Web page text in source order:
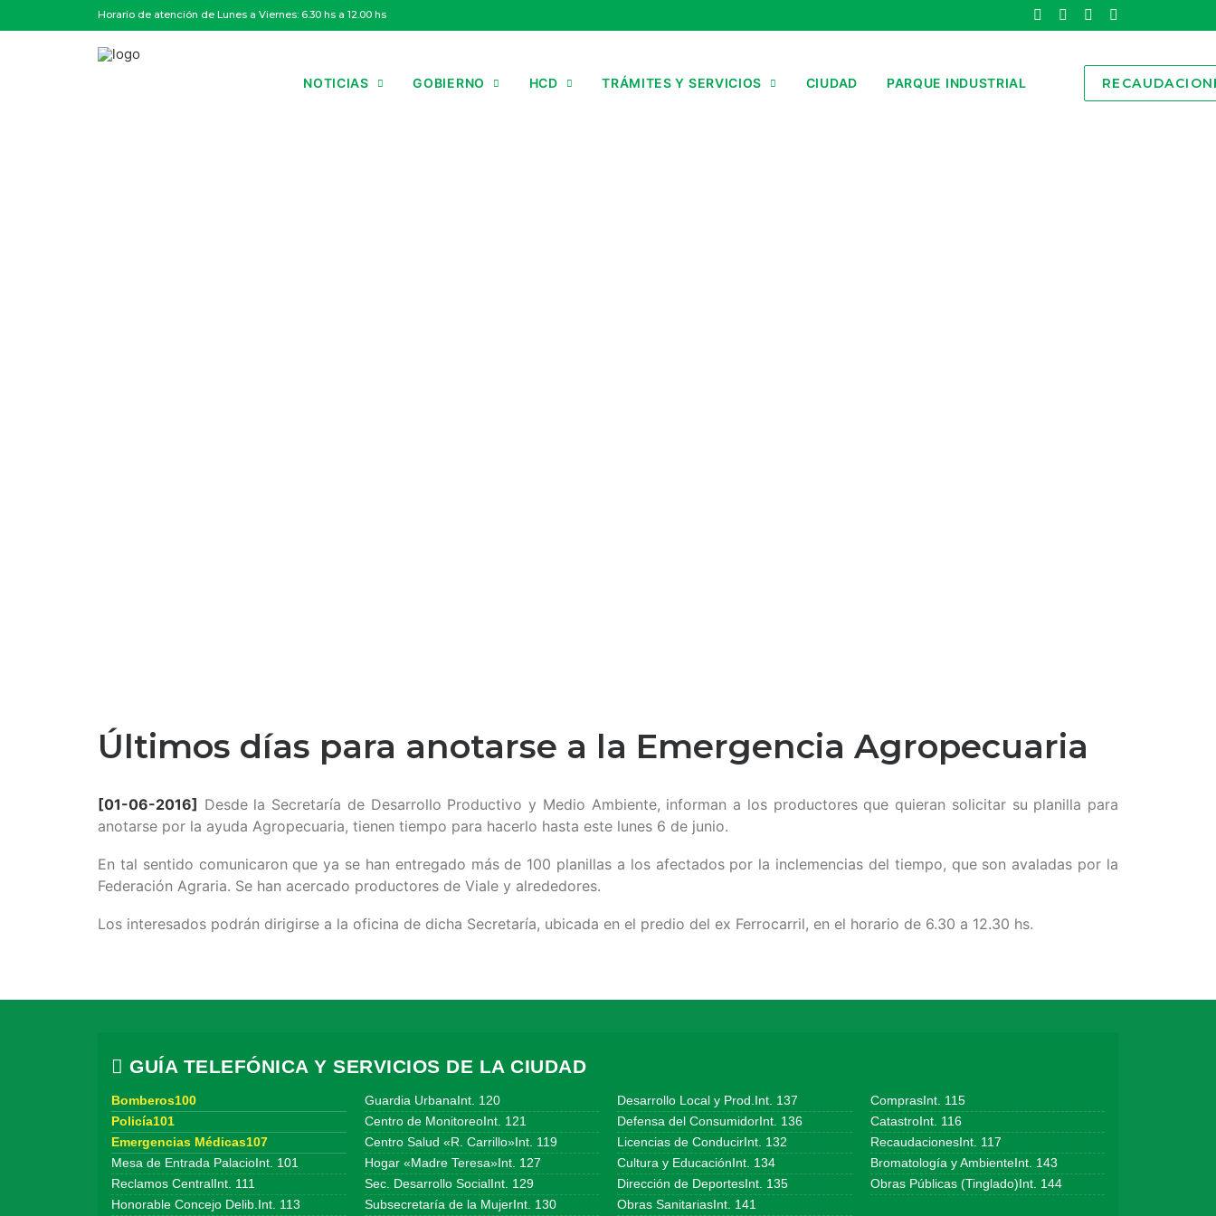
Horario de atención de Lunes a Viernes: 6.30 hs a 12.00 hs
NOTICIAS GOBIERNO HCD TRÁMITES Y SERVICIOS CIUDAD PARQUE INDUSTRIAL
Últimos días para anotarse a la ‪Emergencia Agropecuaria
[01-06-2016] Desde la Secretaría de Desarrollo Productivo y Medio Ambiente, informan a los productores que quieran solicitar su planilla para
anotarse por la ayuda Agropecuaria, tienen tiempo para hacerlo hasta este lunes 6 de junio.
En tal sentido comunicaron que ya se han entregado más de 100 planillas a los afectados por la inclemencias del tiempo, que son avaladas por la
Federación Agraria. Se han acercado productores de Viale y alrededores.
Los interesados podrán dirigirse a la oficina de dicha Secretaría, ubicada en el predio del ex Ferrocarril, en el horario de 6.30 a 12.30 hs.
GUÍA TELEFÓNICA Y SERVICIOS DE LA CIUDAD
Bomberos100
Policía101
Emergencias Médicas107
Mesa de Entrada PalacioInt. 101
Reclamos CentralInt. 111
Honorable Concejo Delib.Int. 113
Guardia UrbanaInt. 120
Centro de MonitoreoInt. 121
Centro Salud «R. Carrillo»Int. 119
Hogar «Madre Teresa»Int. 127
Sec. Desarrollo SocialInt. 129
Subsecretaría de la MujerInt. 130
Desarrollo Local y Prod.Int. 137
Defensa del ConsumidorInt. 136
Licencias de ConducirInt. 132
Cultura y EducaciónInt. 134
Dirección de DeportesInt. 135
Obras SanitariasInt. 141
ComprasInt. 115
CatastroInt. 116
RecaudacionesInt. 117
Bromatología y AmbienteInt. 143
Obras Públicas (Tinglado)Int. 144